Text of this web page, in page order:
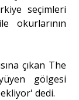
seçimleri
okurlarının
çıkan The
gölgesi
dedi.